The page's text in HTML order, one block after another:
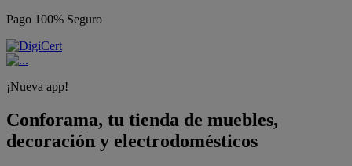
Pago 100% Seguro
¡Nueva app!
Conforama, tu tienda de muebles,
decoración y electrodomésticos